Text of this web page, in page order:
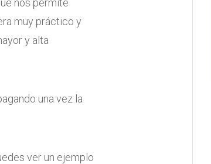
nos permite
muy práctico y
y alta
una vez la
ver un ejemplo